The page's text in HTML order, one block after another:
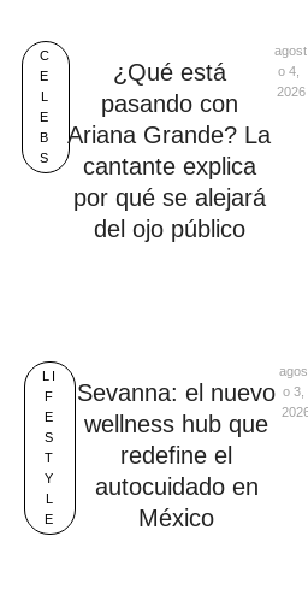
C
E
L
E
B
S
¿Qué está
pasando con
Ariana Grande? La
cantante explica
por qué se alejará
del ojo público
agost
o 4,
2026
F
E
S
T
Y
E
Sevanna: el nuevo
wellness hub que
redefine el
autocuidado en
México
o 3,